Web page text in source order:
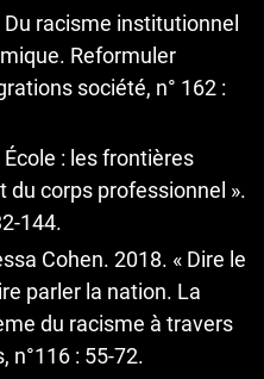
racisme institutionnel
Reformuler
société, n° 162 :
: les frontières
du corps professionnel ».
144.
Cohen. 2018. « Dire le
parler la nation. La
du racisme à travers
n°116 : 55-72.